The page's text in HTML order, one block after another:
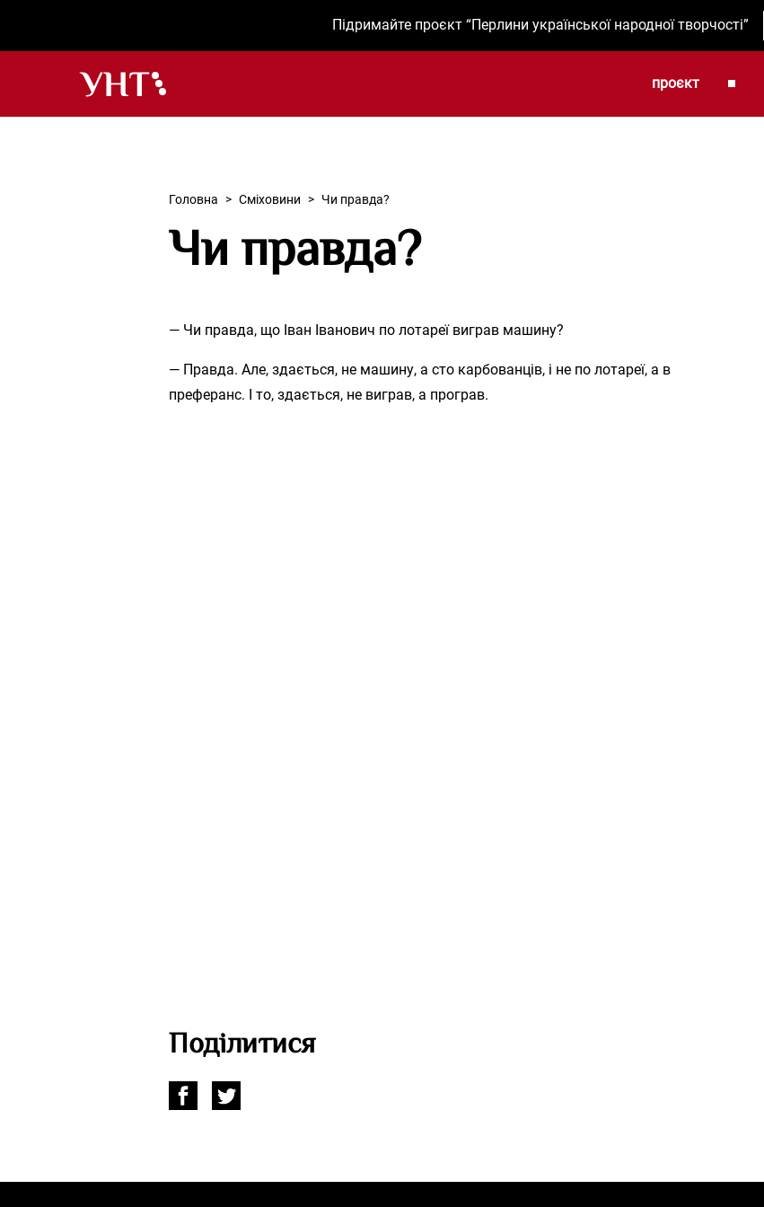
Підримайте проєкт “Перлини української народної творчості”
проєкт
Головна > Сміховини > Чи правда?
Чи правда?
— Чи правда, що Іван Іванович по лотареї виграв машину?
— Правда. Але, здається, не машину, а сто карбованців, і не по лотареї, а в
преферанс. І то, здається, не виграв, а програв.
Поділитися